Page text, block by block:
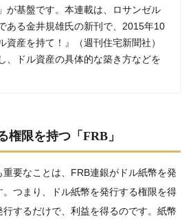
が基盤です。本連載は、ロサンゼル
ある金井規雄氏の新刊で、2015年10
資産を持て！』（週刊住宅新聞社）
、ドル資産の具体的な築き方などを
権限を持つ「 FRB 」
要なことは、FRB連銀がドル紙幣を発
つまり、ドル紙幣を発行する権限を得
するだけで、利益を得るのです。紙幣